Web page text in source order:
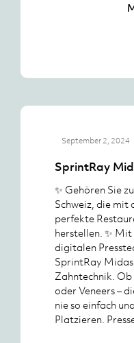
September 2, 2024
SprintRay
✨ Gehören Sie
Schweiz, die mit
perfekte
herstellen. ✨
digitalen
SprintRay
Zahntechnik.
oder Veneers –
nie so einfach
Platzieren.